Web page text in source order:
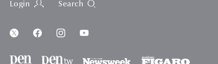
Login Search